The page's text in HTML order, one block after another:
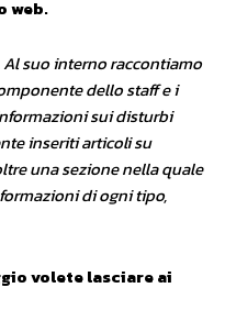
web.
suo interno raccontiamo
dello staff e i
sui disturbi
inseriti articoli su
una sezione nella quale
di ogni tipo,
volete lasciare ai